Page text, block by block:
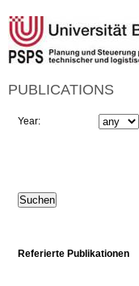
PUBLICATIONS
Year:
Referierte Publikationen